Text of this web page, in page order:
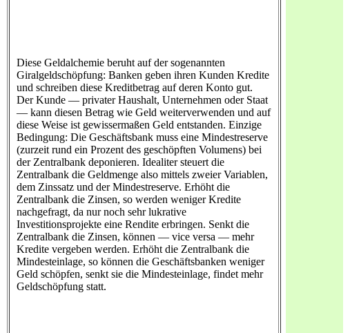
Diese Geldalchemie beruht auf der sogenannten
Giralgeldschöpfung: Banken geben ihren Kunden Kredite
und schreiben diese Kreditbetrag auf deren Konto gut.
Der Kunde — privater Haushalt, Unternehmen oder Staat
— kann diesen Betrag wie Geld weiterverwenden und auf
diese Weise ist gewissermaßen Geld entstanden. Einzige
Bedingung: Die Geschäftsbank muss eine Mindestreserve
(zurzeit rund ein Prozent des geschöpften Volumens) bei
der Zentralbank deponieren. Idealiter steuert die
Zentralbank die Geldmenge also mittels zweier Variablen,
dem Zinssatz und der Mindestreserve. Erhöht die
Zentralbank die Zinsen, so werden weniger Kredite
nachgefragt, da nur noch sehr lukrative
Investitionsprojekte eine Rendite erbringen. Senkt die
Zentralbank die Zinsen, können — vice versa — mehr
Kredite vergeben werden. Erhöht die Zentralbank die
Mindesteinlage, so können die Geschäftsbanken weniger
Geld schöpfen, senkt sie die Mindesteinlage, findet mehr
Geldschöpfung statt.